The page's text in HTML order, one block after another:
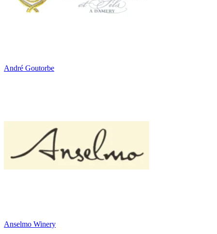
André Goutorbe
Anselmo Winery